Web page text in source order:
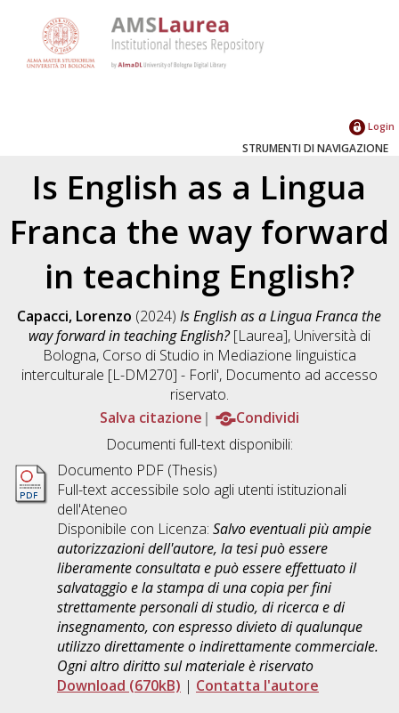
Login
STRUMENTI DI NAVIGAZIONE
Is English as a Lingua
Franca the way forward
in teaching English?
Capacci, Lorenzo (2024)Is English as a Lingua Franca the
way forward in teaching English?[Laurea], Università di
Bologna, Corso di Studio in Mediazione linguistica
interculturale [L-DM270] - Forli', Documento ad accesso
riservato.
Salva citazione
Condividi
Documenti full-text disponibili:
Documento PDF (Thesis)
Full-text accessibile solo agli utenti istituzionali
dell'Ateneo
Disponibile con Licenza: Salvo eventuali più ampie
autorizzazioni dell'autore, la tesi può essere
liberamente consultata e può essere effettuato il
salvataggio e la stampa di una copia per fini
strettamente personali di studio, di ricerca e di
insegnamento, con espresso divieto di qualunque
utilizzo direttamente o indirettamente commerciale.
Ogni altro diritto sul materiale è riservato
Download (670kB) | Contatta l'autore